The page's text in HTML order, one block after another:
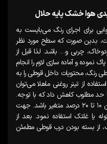
هوا خشک پایه حلال
برای اجرای رنگ می‌بایست به
بدین صورت که سطح مورد نظر
چربی و… باشد. لذا قبل از
نموده و آماده سازی لازم را انجام
رنگ، محتویات داخل قوطی را به
از تینر روغنی ماهلا می‌توان
حد مطلوب کاهش داد که با توجه.
به دمای هوا و روش اجرا، ممکن است بین ۱۰ تا ۲۰ درصد متغیر باشد. جهت
یا غلتک استفاده نمود. بعد از
از بسته بودن درب قوطی مطمئن